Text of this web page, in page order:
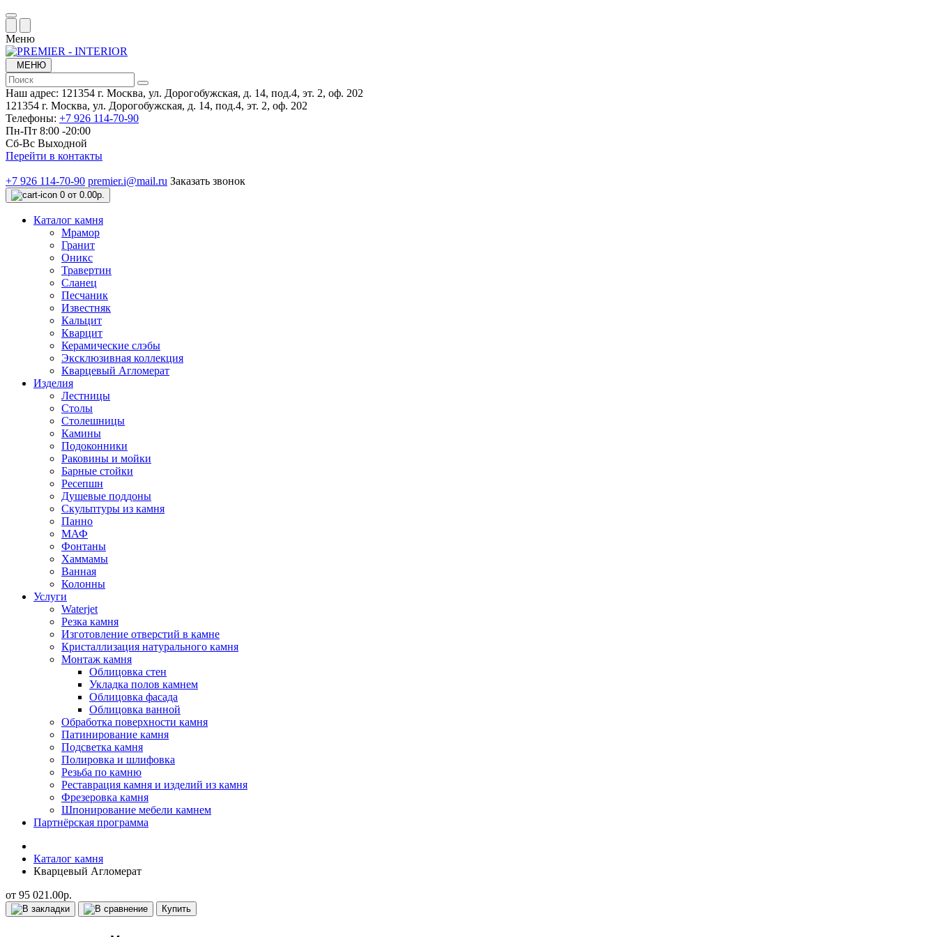
Меню
МЕНЮ
Наш адрес: 121354 г. Москва, ул. Дорогобужская, д. 14, под.4, эт. 2, оф. 202
121354 г. Москва, ул. Дорогобужская, д. 14, под.4, эт. 2, оф. 202
Телефоны: +7 926 114-70-90
Пн-Пт 8:00 -20:00
Сб-Вс Выходной
Перейти в контакты
+7 926 114-70-90 premier.i@mail.ru Заказать звонок
0 от 0.00р.
Каталог камня
Мрамор
Гранит
Оникс
Травертин
Сланец
Песчаник
Известняк
Кальцит
Кварцит
Керамические слэбы
Эксклюзивная коллекция
Кварцевый Агломерат
Изделия
Лестницы
Столы
Столешницы
Камины
Подоконники
Раковины и мойки
Барные стойки
Ресепшн
Душевые поддоны
Скульптуры из камня
Панно
МАФ
Фонтаны
Хаммамы
Ванная
Колонны
Услуги
Waterjet
Резка камня
Изготовление отверстий в камне
Кристаллизация натурального камня
Монтаж камня
Облицовка стен
Укладка полов камнем
Облицовка фасада
Облицовка ванной
Обработка поверхности камня
Патинирование камня
Подсветка камня
Полировка и шлифовка
Резьба по камню
Реставрация камня и изделий из камня
Фрезеровка камня
Шпонирование мебели камнем
Партнёрская программа
Каталог камня
Кварцевый Агломерат
от 95 021.00р.
Купить